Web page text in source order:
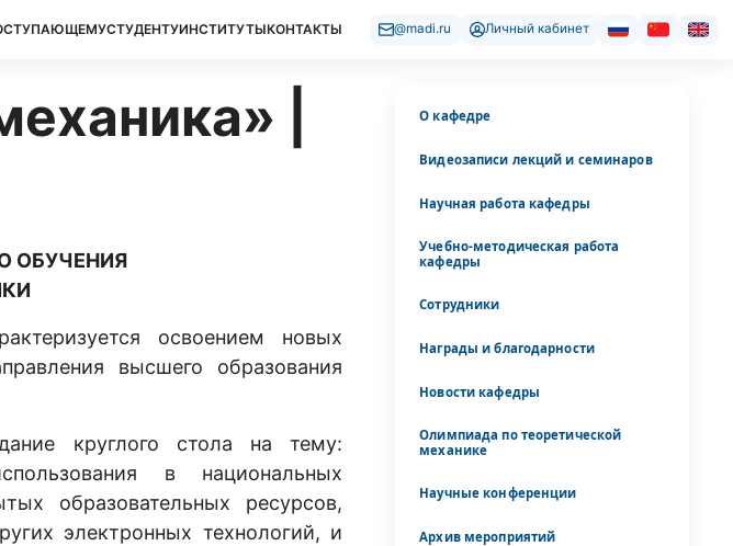
СТУДЕНТУИНСТИТУТЫКОНТАКТЫ @madi.ru Личный кабинет
|
ОБУЧЕНИЯ
освоением новых
высшего образования
круглого стола на тему:
в национальных
образовательных ресурсов,
электронных технологий, и
О кафедре
Видеозаписи лекций и семинаров
Научная работа кафедры
Учебно-методическая работа
кафедры
Сотрудники
Награды и благодарности
Новости кафедры
Олимпиада по теоретической
механике
Научные конференции
Архив мероприятий